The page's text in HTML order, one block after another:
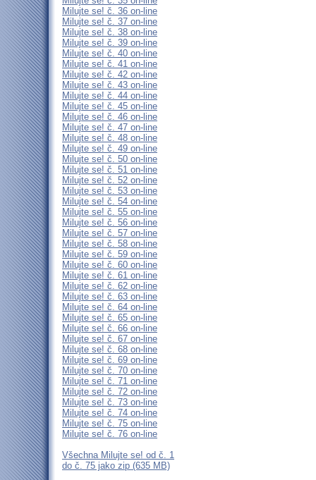
Milujte se! č. 36 on-line
Milujte se! č. 37 on-line
Milujte se! č. 38 on-line
Milujte se! č. 39 on-line
Milujte se! č. 40 on-line
Milujte se! č. 41 on-line
Milujte se! č. 42 on-line
Milujte se! č. 43 on-line
Milujte se! č. 44 on-line
Milujte se! č. 45 on-line
Milujte se! č. 46 on-line
Milujte se! č. 47 on-line
Milujte se! č. 48 on-line
Milujte se! č. 49 on-line
Milujte se! č. 50 on-line
Milujte se! č. 51 on-line
Milujte se! č. 52 on-line
Milujte se! č. 53 on-line
Milujte se! č. 54 on-line
Milujte se! č. 55 on-line
Milujte se! č. 56 on-line
Milujte se! č. 57 on-line
Milujte se! č. 58 on-line
Milujte se! č. 59 on-line
Milujte se! č. 60 on-line
Milujte se! č. 61 on-line
Milujte se! č. 62 on-line
Milujte se! č. 63 on-line
Milujte se! č. 64 on-line
Milujte se! č. 65 on-line
Milujte se! č. 66 on-line
Milujte se! č. 67 on-line
Milujte se! č. 68 on-line
Milujte se! č. 69 on-line
Milujte se! č. 70 on-line
Milujte se! č. 71 on-line
Milujte se! č. 72 on-line
Milujte se! č. 73 on-line
Milujte se! č. 74 on-line
Milujte se! č. 75 on-line
Milujte se! č. 76 on-line
Všechna Milujte se! od č. 1
do č. 75 jako zip (635 MB)